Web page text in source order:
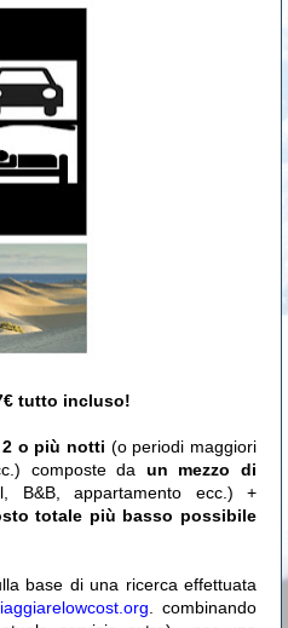
tutto incluso!
2 o più notti (o periodi maggiori
composte da un mezzo di
B&B, appartamento ecc.) +
totale più basso possibile
base di una ricerca effettuata
. combinando